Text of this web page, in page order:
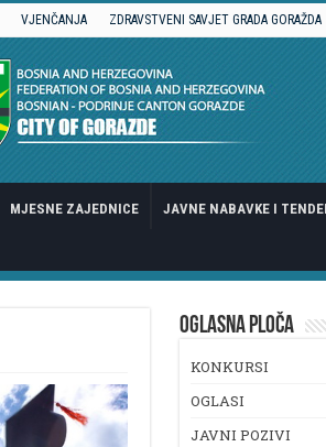
VJENČANJA ZDRAVSTVENI SAVJET GRADA GORAŽDA
MJESNE ZAJEDNICE JAVNE NABAVKE I
OGLASNA PLOČA
KONKURSI
OGLASI
JAVNI POZIVI